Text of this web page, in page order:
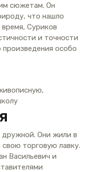
сюжетам. Он
что нашло
Суриков
и точности
произведения особо
Они жили в
торговую лавку.
Васильевич и